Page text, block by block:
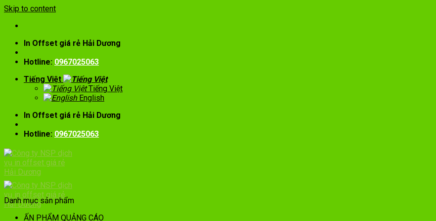
Skip to content
In Offset giá rẻ Hải Dương
Hotline: 0967025063
Tiếng Việt
Tiếng Việt
English
In Offset giá rẻ Hải Dương
Hotline: 0967025063
Danh mục sản phẩm
ẤN PHẨM QUẢNG CÁO